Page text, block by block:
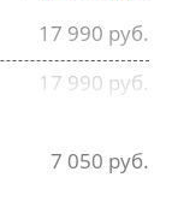
17 990
17 990
7 050